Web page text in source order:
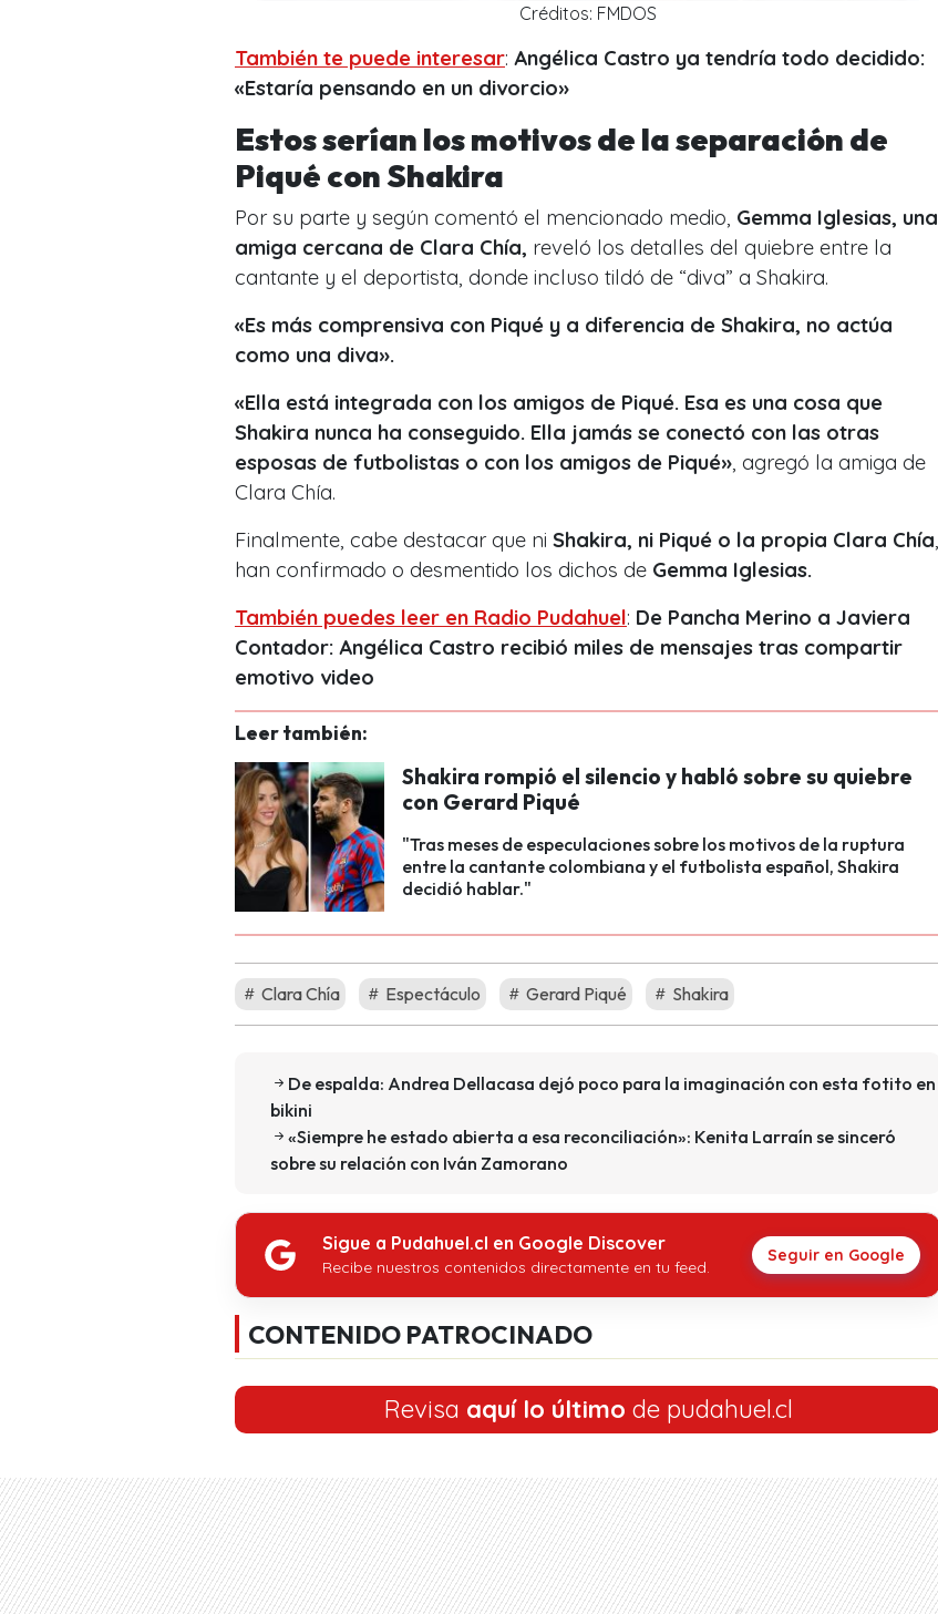
Créditos: FMDOS
También te puede interesar: Angélica Castro ya tendría todo decidido:
«Estaría pensando en un divorcio»
Estos serían los motivos de la separación de
Piqué con Shakira
Por su parte y según comentó el mencionado medio, Gemma Iglesias, una
amiga cercana de Clara Chía, reveló los detalles del quiebre entre la
cantante y el deportista, donde incluso tildó de “diva” a Shakira.
«Es más comprensiva con Piqué y a diferencia de Shakira, no actúa
como una diva».
«Ella está integrada con los amigos de Piqué. Esa es una cosa que
Shakira nunca ha conseguido. Ella jamás se conectó con las otras
esposas de futbolistas o con los amigos de Piqué» , agregó la amiga de
Clara Chía.
Finalmente, cabe destacar que ni Shakira, ni Piqué o la propia Clara Chía
han confirmado o desmentido los dichos de Gemma Iglesias.
También puedes leer en Radio Pudahuel: De Pancha Merino a Javiera
Contador: Angélica Castro recibió miles de mensajes tras compartir
emotivo video
Leer también:
Shakira rompió el silencio y habló sobre su quiebre
con Gerard Piqué
"Tras meses de especulaciones sobre los motivos de la ruptura
entre la cantante colombiana y el futbolista español, Shakira
decidió hablar."
Clara Chía Espectáculo Gerard Piqué Shakira
De espalda: Andrea Dellacasa dejó poco para la imaginación con esta fotito en
bikini
«Siempre he estado abierta a esa reconciliación»: Kenita Larraín se sinceró
sobre su relación con Iván Zamorano
Sigue a Pudahuel.cl en Google Discover
Recibe nuestros contenidos directamente en tu feed.
Seguir en Google
CONTENIDO PATROCINADO
Revisa aquí lo último de pudahuel.cl